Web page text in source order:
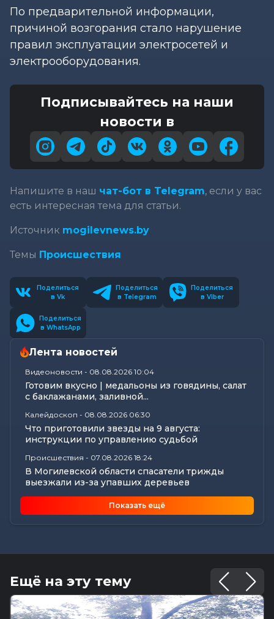
По предварительной информации,
причиной возгорания стало нарушение
правил эксплуатации электросетей и
электрооборудования.
Подписывайтесь на наши
новости в
Напишите в наш чат-бот в Telegram, если у вас
есть интересная тема для статьи.
Источник mogilevnews.by
Темы Происшествия
Поделиться
в Vk
Поделиться
в Telegram
Поделиться
в Viber
Поделиться
в WhatsApp
Лента новостей
Видеоновости - 08.08.2026 10:04
Готовим вкусно | медальоны из говядины, салат
с баклажанами, заливной...
Калейдоскоп - 08.08.2026 06:30
Что приготовили звезды на 9 августа:
инструкции по управлению судьбой
Происшествия - 07.08.2026 18:24
В Могилевской области спасатели трижды
выезжали из-за упавших деревьев
Почему мозг стирает сны через минуту после
подъема, чем они полезны в...
Чем обернулась незаконная минимизация
Все новости - 07.08.2026 15:07
Цифры, технологии и кадры: главные итоги
вступительной кампании...
Показать ещё
Ещё на эту тему